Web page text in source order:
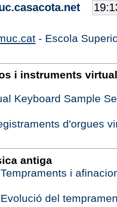
- Escola
i instruments
Keyboard Sample
d'orgues
antiga
Tempraments i
Evolució del